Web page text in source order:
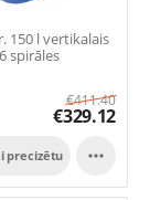
150 l vertikalais
spirāles
€411.40
€329.12
precizētu 